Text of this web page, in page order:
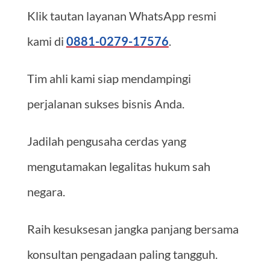
Klik tautan layanan WhatsApp resmi
kami di 0881-0279-17576.
Tim ahli kami siap mendampingi
perjalanan sukses bisnis Anda.
Jadilah pengusaha cerdas yang
mengutamakan legalitas hukum sah
negara.
Raih kesuksesan jangka panjang bersama
konsultan pengadaan paling tangguh.